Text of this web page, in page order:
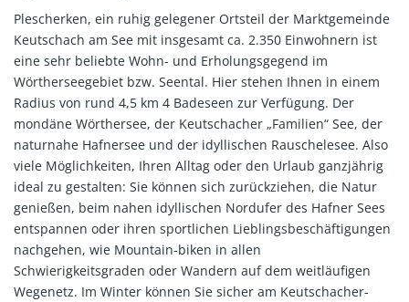
Plescherken, ein ruhig gelegener Ortsteil der Marktgemeinde
Keutschach am See mit insgesamt ca. 2.350 Einwohnern ist
eine sehr beliebte Wohn- und Erholungsgegend im
Wörtherseegebiet bzw. Seental. Hier stehen Ihnen in einem
Radius von rund 4,5 km 4 Badeseen zur Verfügung. Der
mondäne Wörthersee, der Keutschacher „Familien“ See, der
naturnahe Hafnersee und der idyllischen Rauschelesee. Also
viele Möglichkeiten, Ihren Alltag oder den Urlaub ganzjährig
ideal zu gestalten: Sie können sich zurückziehen, die Natur
genießen, beim nahen idyllischen Nordufer des Hafner Sees
entspannen oder ihren sportlichen Lieblingsbeschäftigungen
nachgehen, wie Mountain-biken in allen
Schwierigkeitsgraden oder Wandern auf dem weitläufigen
Wegenetz. Im Winter können Sie sicher am Keutschacher-